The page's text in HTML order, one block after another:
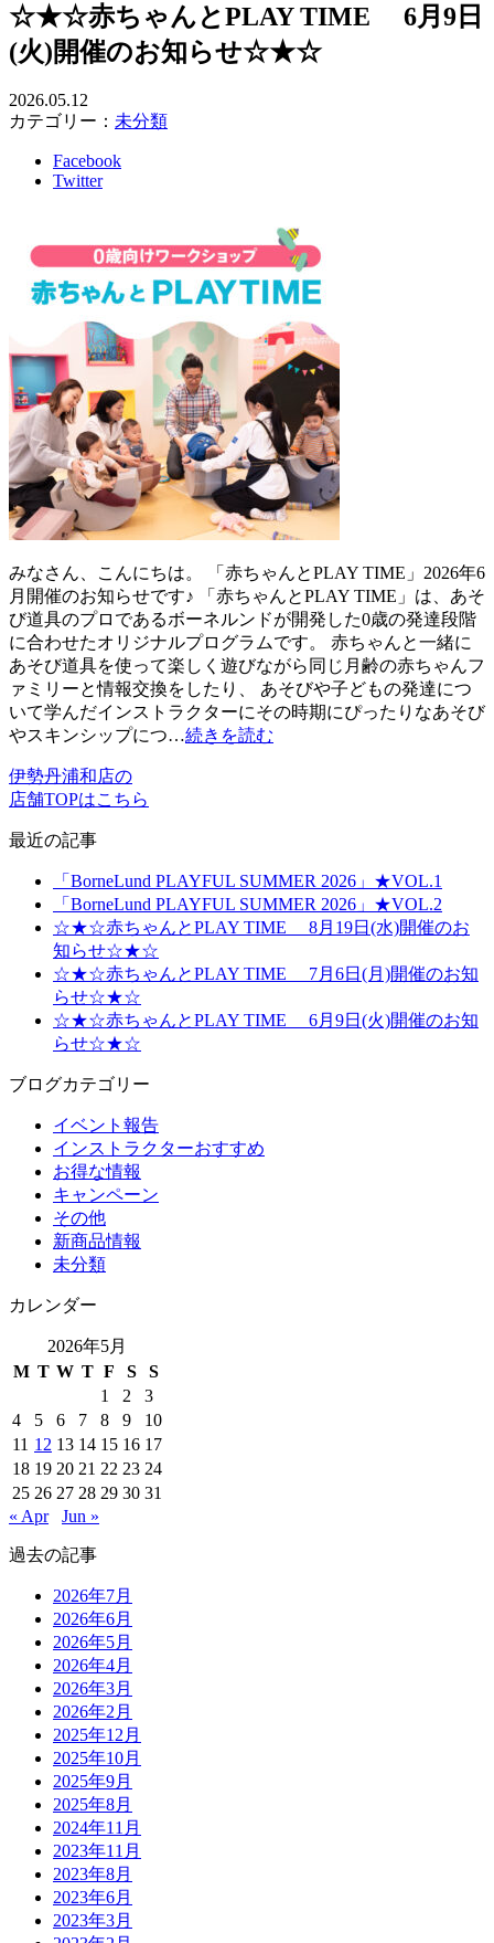
☆★☆赤ちゃんとPLAY TIME 6月9日
(火)開催のお知らせ☆★☆
2026.05.12
カテゴリー： 未分類
Facebook
Twitter
みなさん、こんにちは。 「赤ちゃんとPLAY TIME」2026年6
月開催のお知らせです♪ 「赤ちゃんとPLAY TIME」は、あそ
び道具のプロであるボーネルンドが開発した0歳の発達段階
に合わせたオリジナルプログラムです。 赤ちゃんと一緒に
あそび道具を使って楽しく遊びながら同じ月齢の赤ちゃんフ
ァミリーと情報交換をしたり、 あそびや子どもの発達につ
いて学んだインストラクターにその時期にぴったりなあそび
やスキンシップにつ…続きを読む
伊勢丹浦和店の
店舗TOPはこちら
最近の記事
「BorneLund PLAYFUL SUMMER 2026」★VOL.1
「BorneLund PLAYFUL SUMMER 2026」★VOL.2
☆★☆赤ちゃんとPLAY TIME 8月19日(水)開催のお
知らせ☆★☆
☆★☆赤ちゃんとPLAY TIME 7月6日(月)開催のお知
らせ☆★☆
☆★☆赤ちゃんとPLAY TIME 6月9日(火)開催のお知
らせ☆★☆
ブログカテゴリー
イベント報告
インストラクターおすすめ
お得な情報
キャンペーン
その他
新商品情報
未分類
カレンダー
2026年5月
M T W T F S
S
1
2
3
4
5 6 7 8 9
10
11 12 13 14 15 16 17
18 19 20 21 22 23 24
25 26 27 28 29 30 31
« Apr
Jun »
過去の記事
2026年7月
2026年6月
2026年5月
2026年4月
2026年3月
2026年2月
2025年12月
2025年10月
2025年9月
2025年8月
2024年11月
2023年11月
2023年8月
2023年6月
2023年3月